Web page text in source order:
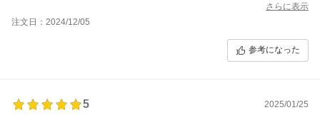
さらに表示
注文日：2024/12/05
参考になった
5
2025/01/25